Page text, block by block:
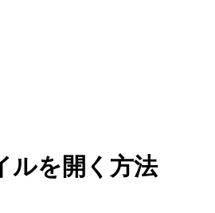
ルを開く方法